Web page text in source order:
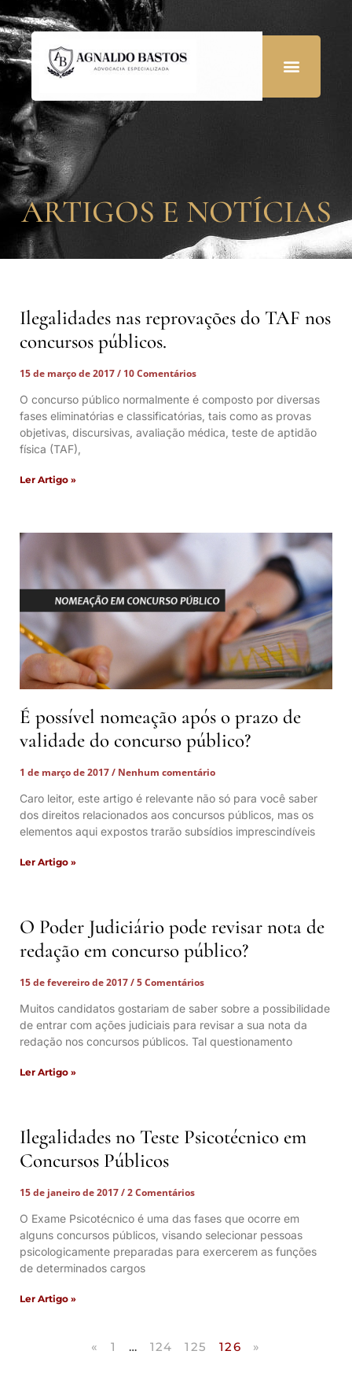
ARTIGOS E NOTÍCIAS
Ilegalidades nas reprovações do TAF nos
concursos públicos.
15 de março de 2017
10 Comentários
O concurso público normalmente é composto por diversas
fases eliminatórias e classificatórias, tais como as provas
objetivas, discursivas, avaliação médica, teste de aptidão
física (TAF),
Ler Artigo »
É possível nomeação após o prazo de
validade do concurso público?
1 de março de 2017
Nenhum comentário
Caro leitor, este artigo é relevante não só para você saber
dos direitos relacionados aos concursos públicos, mas os
elementos aqui expostos trarão subsídios imprescindíveis
Ler Artigo »
O Poder Judiciário pode revisar nota de
redação em concurso público?
15 de fevereiro de 2017
5 Comentários
Muitos candidatos gostariam de saber sobre a possibilidade
de entrar com ações judiciais para revisar a sua nota da
redação nos concursos públicos. Tal questionamento
Ler Artigo »
Ilegalidades no Teste Psicotécnico em
Concursos Públicos
15 de janeiro de 2017
2 Comentários
O Exame Psicotécnico é uma das fases que ocorre em
alguns concursos públicos, visando selecionar pessoas
psicologicamente preparadas para exercerem as funções
de determinados cargos
Ler Artigo »
« 1 … 124 125 126 »